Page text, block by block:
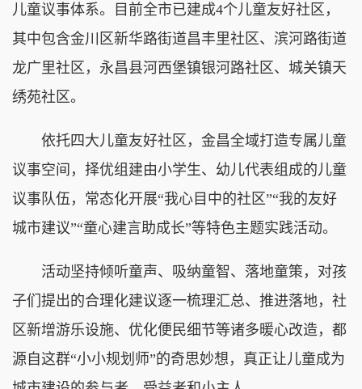
儿童议事体系。目前全市已建成4个儿童友好社区，
其中包含金川区新华路街道昌丰里社区、滨河路街道
龙广里社区，永昌县河西堡镇银河路社区、城关镇天
绣苑社区。
依托四大儿童友好社区，金昌全域打造专属儿童
议事空间，择优组建由小学生、幼儿代表组成的儿童
议事队伍，常态化开展“我心目中的社区”“我的友好
城市建议”“童心建言助成长”等特色主题实践活动。
活动坚持倾听童声、吸纳童智、落地童策，对孩
子们提出的合理化建议逐一梳理汇总、推进落地，社
区新增游乐设施、优化便民细节等诸多暖心改造，都
源自这群“小小规划师”的奇思妙想，真正让儿童成为